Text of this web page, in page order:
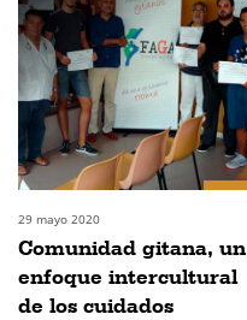
29 mayo 2020
Comunidad gitana, un
enfoque intercultural
de los cuidados